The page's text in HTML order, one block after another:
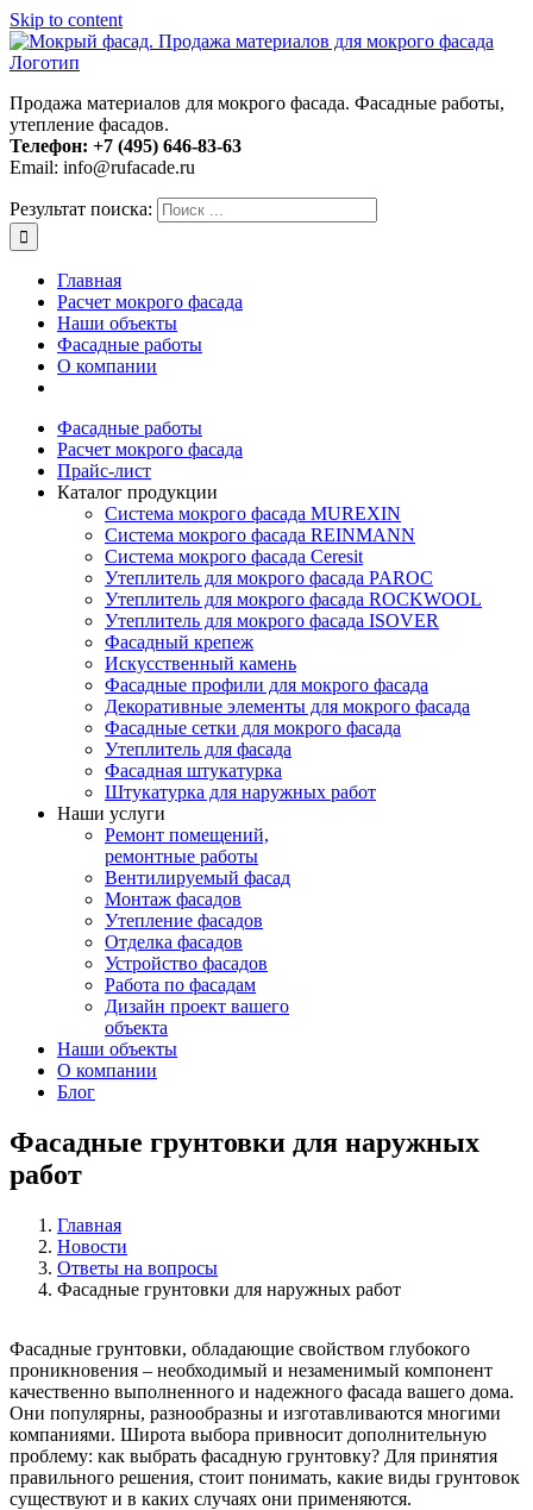
Skip to content
Продажа материалов для мокрого фасада. Фасадные работы,
утепление фасадов.
Телефон: +7 (495) 646-83-63
Email: info@rufacade.ru
Результат поиска:
Главная
Расчет мокрого фасада
Наши объекты
Фасадные работы
О компании
Фасадные работы
Расчет мокрого фасада
Прайс-лист
Каталог продукции
Система мокрого фасада MUREXIN
Система мокрого фасада REINMANN
Система мокрого фасада Ceresit
Утеплитель для мокрого фасада PAROC
Утеплитель для мокрого фасада ROCKWOOL
Утеплитель для мокрого фасада ISOVER
Фасадный крепеж
Искусственный камень
Фасадные профили для мокрого фасада
Декоративные элементы для мокрого фасада
Фасадные сетки для мокрого фасада
Утеплитель для фасада
Фасадная штукатурка
Штукатурка для наружных работ
Наши услуги
Ремонт помещений,
ремонтные работы
Вентилируемый фасад
Монтаж фасадов
Утепление фасадов
Отделка фасадов
Устройство фасадов
Работа по фасадам
Дизайн проект вашего
объекта
Наши объекты
О компании
Блог
Фасадные грунтовки для наружных
работ
Главная
Новости
Ответы на вопросы
Фасадные грунтовки для наружных работ
Фасадные грунтовки, обладающие свойством глубокого
проникновения – необходимый и незаменимый компонент
качественно выполненного и надежного фасада вашего дома.
Они популярны, разнообразны и изготавливаются многими
компаниями. Широта выбора привносит дополнительную
проблему: как выбрать фасадную грунтовку? Для принятия
правильного решения, стоит понимать, какие виды грунтовок
существуют и в каких случаях они применяются.